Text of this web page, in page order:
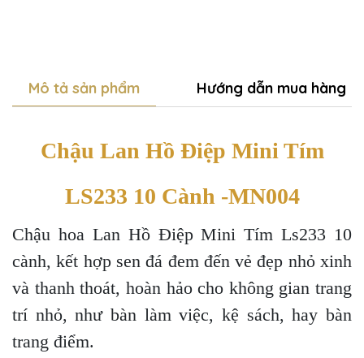
Mô tả sản phẩm Hướng dẫn mua hàng
Chậu Lan Hồ Điệp Mini Tím
LS233 10 Cành -MN004
Chậu hoa Lan Hồ Điệp Mini Tím Ls233 10
cành, kết hợp sen đá đem đến vẻ đẹp nhỏ xinh
và thanh thoát, hoàn hảo cho không gian trang
trí nhỏ, như bàn làm việc, kệ sách, hay bàn
trang điểm.